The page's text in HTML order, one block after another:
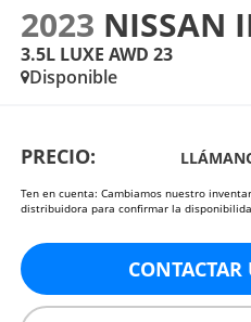
2023 NISSAN
3.5L LUXE AWD 23
Disponible
PRECIO:
Ten en cuenta: Cambiamos nuestro
distribuidora para confirmar la